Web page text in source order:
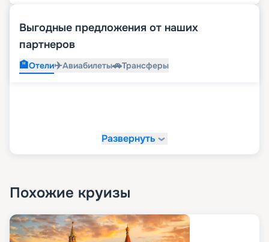
Выгодные предложения от наших
партнеров
🏨Отели✈️Авиабилеты🚗Трансферы
Развернуть
Похожие круизы